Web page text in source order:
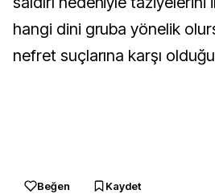
hangi dini gruba yönelik
nefret suçlarına karşı
Beğen Kaydet